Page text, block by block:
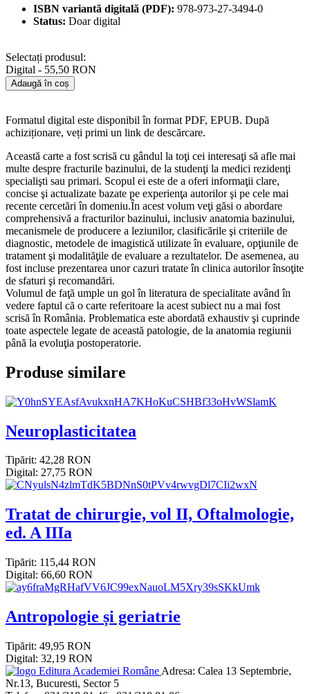
ISBN variantă digitală (PDF): 978-973-27-3494-0
Status: Doar digital
Selectați produsul:
Digital - 55,50 RON
Adaugă în coș
Formatul digital este disponibil în format PDF, EPUB. După
achiziționare, veți primi un link de descărcare.
Această carte a fost scrisă cu gândul la toţi cei interesaţi să afle mai
multe despre fracturile bazinului, de la studenţi la medici rezidenţi
specialişti sau primari. Scopul ei este de a oferi informaţii clare,
concise şi actualizate bazate pe experienţa autorilor şi pe cele mai
recente cercetări în domeniu.În acest volum veţi găsi o abordare
comprehensivă a fracturilor bazinului, inclusiv anatomia bazinului,
mecanismele de producere a leziunilor, clasificările şi criteriile de
diagnostic, metodele de imagistică utilizate în evaluare, opţiunile de
tratament şi modalităţile de evaluare a rezultatelor. De asemenea, au
fost incluse prezentarea unor cazuri tratate în clinica autorilor însoţite
de sfaturi şi recomandări.
Volumul de faţă umple un gol în literatura de specialitate având în
vedere faptul că o carte referitoare la acest subiect nu a mai fost
scrisă în România. Problematica este abordată exhaustiv şi cuprinde
toate aspectele legate de această patologie, de la anatomia regiunii
până la evoluţia postoperatorie.
Produse similare
Neuroplasticitatea
Tipărit: 42,28 RON
Digital: 27,75 RON
Tratat de chirurgie, vol II, Oftalmologie,
ed. A IIIa
Tipărit: 115,44 RON
Digital: 66,60 RON
Antropologie și geriatrie
Tipărit: 49,95 RON
Digital: 32,19 RON
Editura Academiei Române Adresa: Calea 13 Septembrie,
Nr.13, Bucuresti, Sector 5